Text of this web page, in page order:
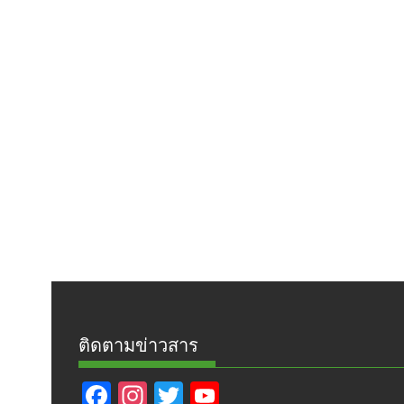
ติดตามข่าวสาร
F In T